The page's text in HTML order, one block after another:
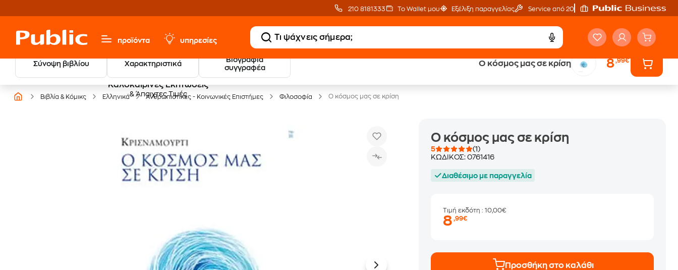
210 8181333 Το Wallet μου Εξέλιξη παραγγελίας Service από 20'
προϊόντα υπηρεσίες
Σύνοψη βιβλίου Χαρακτηριστικά
Βιογραφία
συγγραφέα
Ο κόσμος μας σε κρίση 8,99€
Καλοκαιρινές Εκπτώσεις
& Άπαιχτες Τιμές
20 € Public επιστροφή
με Snappi
Έλα στον κόσμο
Βιβλία & Κόμικς Ελληνικά Ανθρωπιστικές - Κοινωνικές Επιστήμες Φιλοσοφία Ο κόσμος μας σε κρίση
Ο κόσμος μας σε κρίση
5
(1)
ΚΩΔΙΚΟΣ:0761416
Διαθέσιμο με παραγγελία
Τιμή εκδότη: 10,00€
8,99€
Προσθήκη στο καλάθι